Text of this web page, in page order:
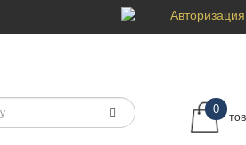
Авторизация
0